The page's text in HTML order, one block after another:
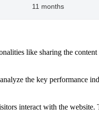
11 months
like sharing the
the key performance
interact with the